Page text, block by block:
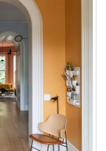
Сегментные арки
Арка в современном
интерьере